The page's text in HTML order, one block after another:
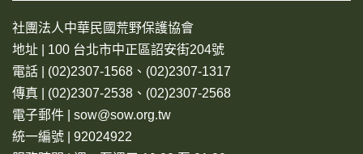
社團法人中華民國荒野保護協會
地址 | 100 台北市中正區詔安街204號
電話 | (02)2307-1568、(02)2307-1317
傳真 | (02)2307-2538、(02)2307-2568
電子郵件 | sow@sow.org.tw
統一編號 | 92024922